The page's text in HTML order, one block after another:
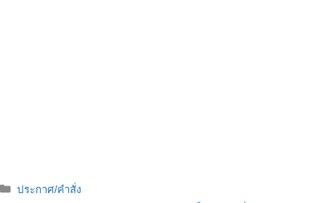
ประกาศ/คำสั่ง